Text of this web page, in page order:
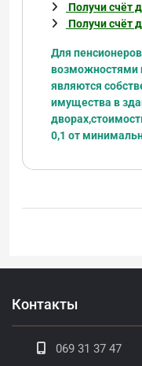
Получи счёт
Получи счёт
Для
возможностями
являются
имущества в
дворах,
0,1 от
Контакты
069 31 37 47